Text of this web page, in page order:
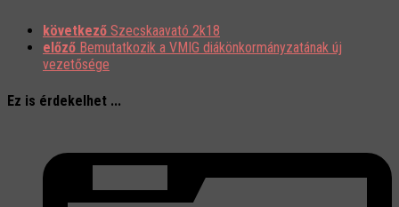
következő Szecskaavató 2k18
előző Bemutatkozik a VMIG diákönkormányzatának új
vezetősége
Ez is érdekelhet ...